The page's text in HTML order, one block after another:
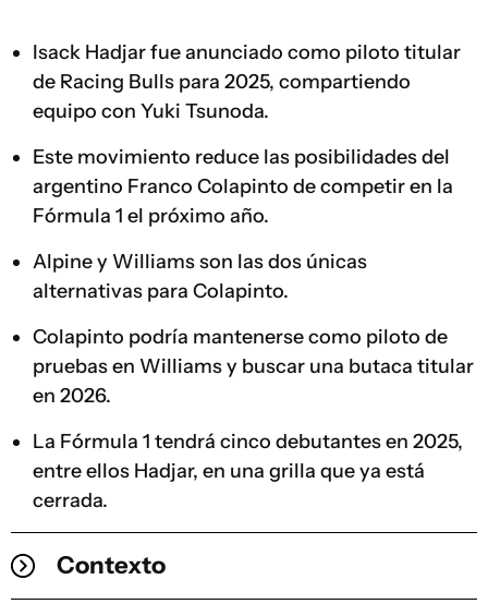
Isack Hadjar fue anunciado como piloto titular
de Racing Bulls para 2025, compartiendo
equipo con Yuki Tsunoda.
Este movimiento reduce las posibilidades del
argentino Franco Colapinto de competir en la
Fórmula 1 el próximo año.
Alpine y Williams son las dos únicas
alternativas para Colapinto.
Colapinto podría mantenerse como piloto de
pruebas en Williams y buscar una butaca titular
en 2026.
La Fórmula 1 tendrá cinco debutantes en 2025,
entre ellos Hadjar, en una grilla que ya está
cerrada.
Contexto